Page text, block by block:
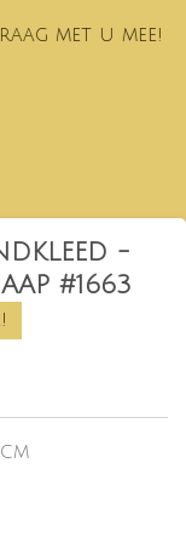
-
#1663